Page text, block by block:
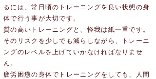
るには、常日頃のトレーニングを良い状態の身
体で行う事が大切です。
質の高いトレーニングと、怪我は紙一重です。
そのリスクを少しでも減らしながら、トレーニ
ングのレベルを上げていかなければなりませ
ん。
疲労困憊の身体でトレーニングをしても、人間